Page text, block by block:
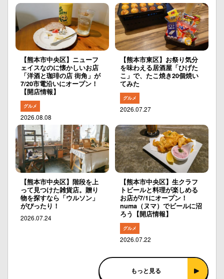
【熊本市中央区】ニューフ
ェイスなのに懐かしいお店
「洋酒と珈琲の店 街角」が
7/20市電沿いにオープン！
【開店情報】
グルメ
2026.08.08
【熊本市東区】お祭り気分
を味わえる居酒屋「ひげた
こ」で、たこ焼き20個焼い
てみた
グルメ
2026.07.27
【熊本市中央区】階段を上
って見つけた雑貨店。贈り
物を探すなら「ウルソン」
がぴったり！
2026.07.24
【熊本市中央区】生クラフ
トビールと料理が楽しめる
お店が7/1にオープン！
numa（ヌマ）でビールに沼
ろう【開店情報】
グルメ
2026.07.22
もっと見る